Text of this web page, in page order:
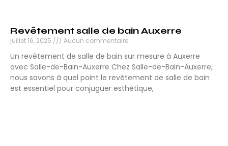
Revêtement salle de bain Auxerre
juillet 16, 2025 Aucun commentaire
Un revêtement de salle de bain sur mesure à Auxerre
avec Salle-de-Bain-Auxerre Chez Salle-de-Bain-Auxerre,
nous savons à quel point le revêtement de salle de bain
est essentiel pour conjuguer esthétique,